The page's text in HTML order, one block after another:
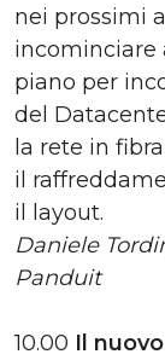
nei prossimi
incominciare
piano per
del
la rete in
il
il layout.
Daniele
Panduit
10.00 Il